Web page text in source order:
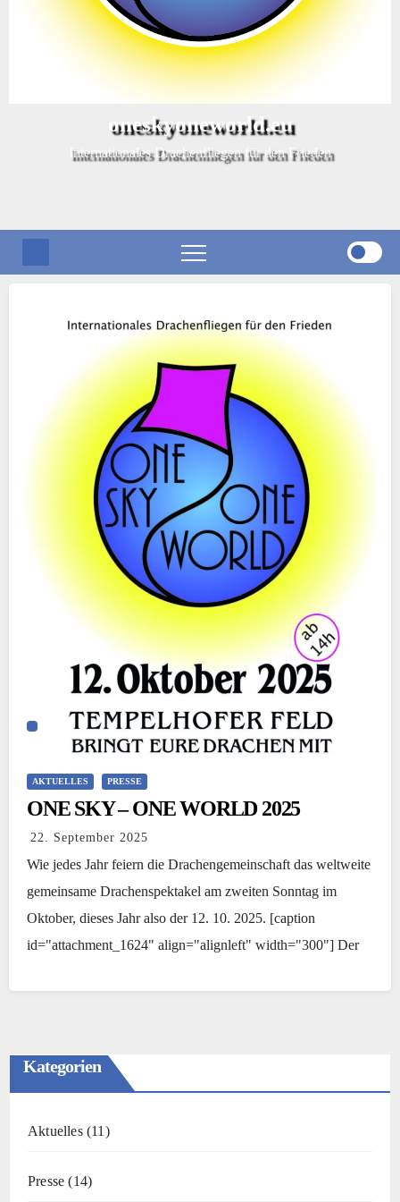
oneskyoneworld.eu
Internationales Drachenfliegen für den Frieden
Monat:September 2025
AKTUELLES PRESSE
ONE SKY – ONE WORLD 2025
22. September 2025
Wie jedes Jahr feiern die Drachengemeinschaft das weltweite
gemeinsame Drachenspektakel am zweiten Sonntag im
Oktober, dieses Jahr also der 12. 10. 2025. [caption
id="attachment_1624" align="alignleft" width="300"] Der
Kategorien
Aktuelles(11)
Presse (14)